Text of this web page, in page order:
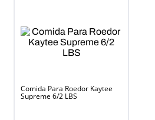
Comida Para Roedor Kaytee
Supreme 6/2 LBS